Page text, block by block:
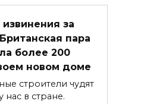
за
пара
более 200
новом доме
строители чудят
нас в стране.